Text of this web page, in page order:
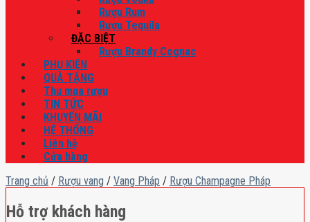
Rượu Rum
Rượu Tequila
ĐẶC BIỆT
Rượu Brandy Cognac
PHỤ KIỆN
QUÀ TẶNG
Thu mua rượu
TIN TỨC
KHUYẾN MÃI
HỆ THỐNG
Liên hệ
Cửa hàng
Trang chủ / Rượu vang / Vang Pháp / Rượu Champagne Pháp
Hỗ trợ khách hàng